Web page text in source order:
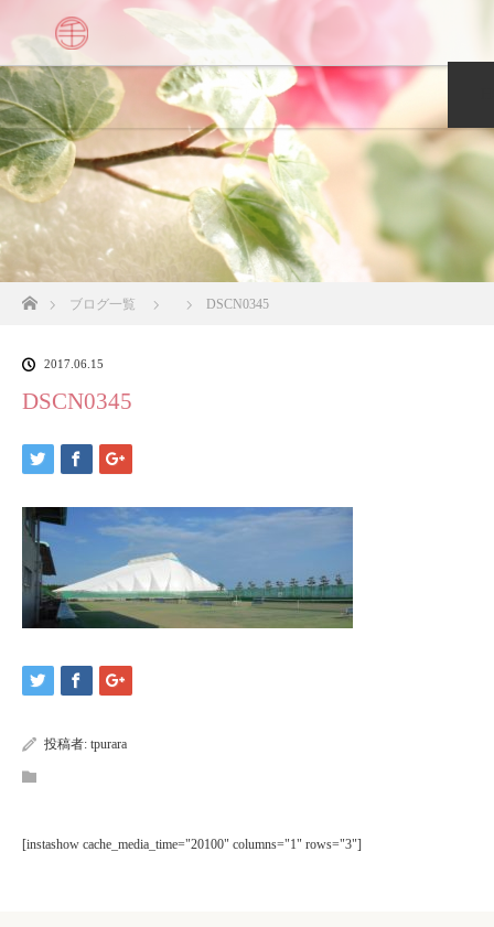
ホームブログ一覧 DSCN0345
2017.06.15
DSCN0345
投稿者: tpurara
[instashow cache_media_time="20100" columns="1" rows="3"]